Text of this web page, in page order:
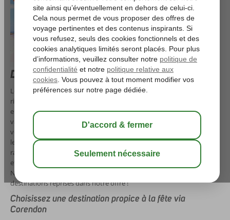
Des vacances de Noël abordables
Les vacances de Noël approchent et vous voulez échapper aux
rigueurs de la période de Noël ? Saisissez alors votre chance et
envolez-vous vers le soleil en compagnie de Corendon pour les
vacances de Noël ! Emmenez tous les membres de votre famille avec
vous vers des destinations ensoleillées telles que l'Égypte, l'Espagne,
les îles des Caraïbes et bien d'autres encore. Fêtez Noël sous un soleil
radieux cette année, dans un écrin de plages blanches et d'eau bleue
et limpide. Vous êtes enthousiaste ? Rangez alors votre sapin de
Noël et réservez vos vacances de Noël vers l'une des magnifiques
destinations reprises dans notre offre !
Choisissez une destination propice à la fête via
Corendon